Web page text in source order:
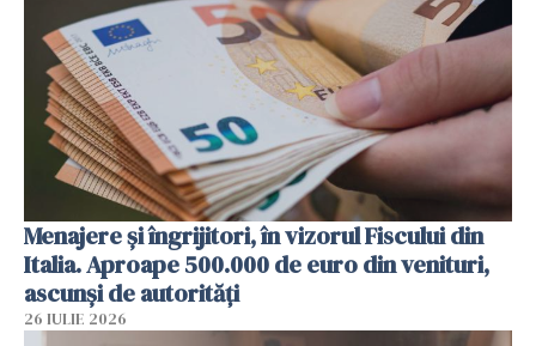
Menajere și îngrijitori, în vizorul Fiscului din
Italia. Aproape 500.000 de euro din venituri,
ascunși de autorități
26 IULIE 2026